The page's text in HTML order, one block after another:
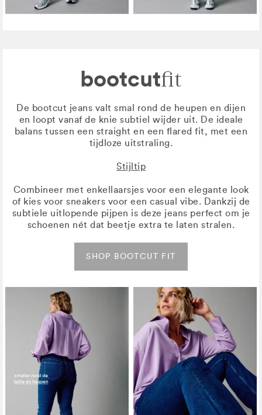
bootcutfit
De bootcut jeans valt smal rond de heupen en dijen
en loopt vanaf de knie subtiel wijder uit. De ideale
balans tussen een straight en een flared fit, met een
tijdloze uitstraling.
Stijltip
Combineer met enkellaarsjes voor een elegante look
of kies voor sneakers voor een casual vibe. Dankzij de
subtiele uitlopende pijpen is deze jeans perfect om je
schoenen nét dat beetje extra te laten stralen.
SHOP BOOTCUT FIT